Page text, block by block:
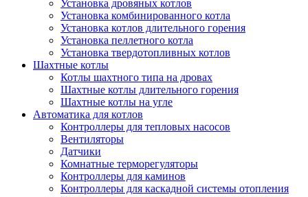
Установка дровяных котлов
Установка комбинированного котла
Установка котлов длительного горения
Установка пеллетного котла
Установка твердотопливных котлов
Шахтные котлы
Котлы шахтного типа на дровах
Шахтные котлы длительного горения
Шахтные котлы на угле
Автоматика для котлов
Контроллеры для тепловых насосов
Вентиляторы
Датчики
Комнатные терморегуляторы
Контроллеры для каминов
Контроллеры для каскадной системы отопления